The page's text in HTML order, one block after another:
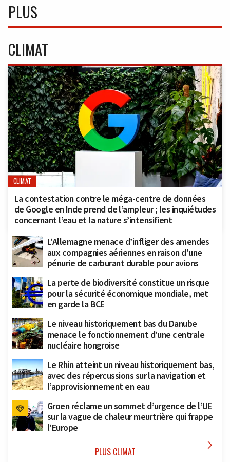
PLUS
CLIMAT
CLIMAT
La contestation contre le méga-centre de données
de Google en Inde prend de l’ampleur ; les inquiétudes
concernant l’eau et la nature s’intensifient
L’Allemagne menace d’infliger des amendes
aux compagnies aériennes en raison d’une
pénurie de carburant durable pour avions
La perte de biodiversité constitue un risque
pour la sécurité économique mondiale, met
en garde la BCE
Le niveau historiquement bas du Danube
menace le fonctionnement d’une centrale
nucléaire hongroise
Le Rhin atteint un niveau historiquement bas,
avec des répercussions sur la navigation et
l’approvisionnement en eau
Groen réclame un sommet d’urgence de l’UE
sur la vague de chaleur meurtrière qui frappe
l’Europe
PLUS CLIMAT 